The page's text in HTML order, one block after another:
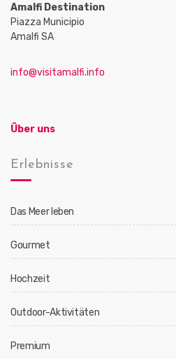
Amalfi Destination
Piazza Municipio
Amalfi SA
info@visitamalfi.info
Über uns
Erlebnisse
Das Meer leben
Gourmet
Hochzeit
Outdoor-Aktivitäten
Premium